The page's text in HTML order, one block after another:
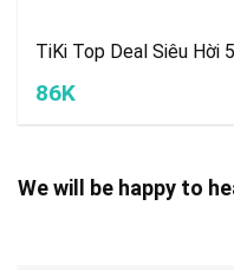
TiKi Top Deal Siêu Hời
86K
We will be happy to